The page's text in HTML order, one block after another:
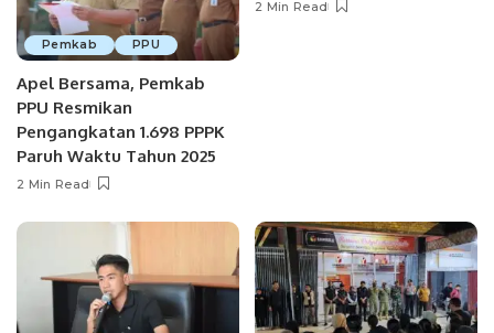
Pemkab PPU
Apel Bersama, Pemkab
PPU Resmikan
Pengangkatan 1.698 PPPK
Paruh Waktu Tahun 2025
2 Min Read
2 Min Read